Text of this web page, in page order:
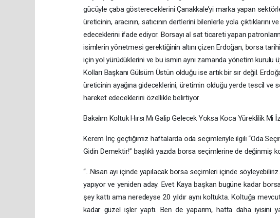
gücüyle çaba göstereceklerini Çanakkale’yi marka yapan
üreticinin, aracının, satıcının dertlerini bilenlerle yola
edeceklerini ifade ediyor. Borsayı al sat ticareti yapan
isimlerin yönetmesi gerektiğinin altını çizen Erdoğan, borsa
için yol yürüdüklerini ve bu ismin aynı zamanda yönetim kurulu
Kolları Başkanı Gülsüm Üstün olduğu ise artık bir sır değil.
üreticinin ayağına gideceklerini, üretimin olduğu yerde tescil ve
hareket edeceklerini özellikle belirtiyor.
Bakalım Koltuk Hırsı Mı Galip Gelecek Yoksa Koca Yüreklilik Mi
Kerem İriç geçtiğimiz haftalarda oda seçimleriyle ilgili “Oda
Gidin Demektir!” başlıklı yazıda borsa seçimlerine de değinmiş
“…Nisan ayı içinde yapılacak borsa seçimleri içinde söyleyebiliriz.
yapıyor ve yeniden aday. Evet Kaya başkan bugüne kadar
şey kattı ama neredeyse 20 yıldır aynı koltukta. Koltuğa
kadar güzel işler yaptı. Ben de yaparım, hatta daha iyisini